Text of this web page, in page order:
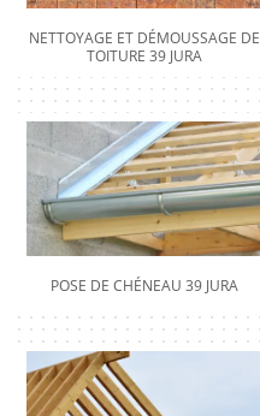
NETTOYAGE ET DÉMOUSSAGE DE
TOITURE 39 JURA
POSE DE CHÉNEAU 39 JURA